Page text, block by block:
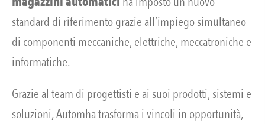
standard di riferimento grazie all’impiego simultaneo
di componenti meccaniche, elettriche, meccatroniche e
informatiche.
Grazie al team di progettisti e ai suoi prodotti, sistemi e
soluzioni, Automha trasforma i vincoli in opportunità,